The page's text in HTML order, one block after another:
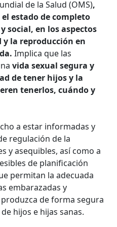
de la Salud (OMS),
estado de completo
social, en los aspectos
la reproducción en
Implica que las
vida sexual segura y
de tener hijos y la
tenerlos, cuándo y
a estar informadas y
regulación de la
y asequibles, así como a
de planificación
permitan la adecuada
embarazadas y
de forma segura
hijos e hijas sanas.